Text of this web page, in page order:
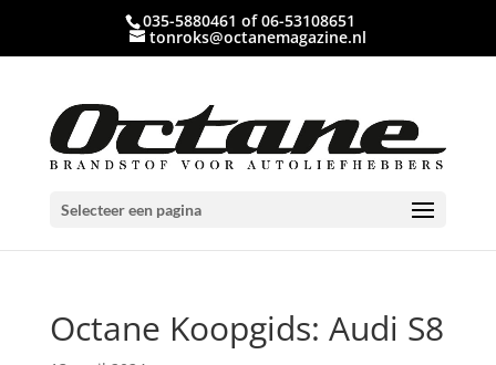
035-5880461 of 06-53108651
tonroks@octanemagazine.nl
Selecteer een pagina
Octane Koopgids: Audi S8